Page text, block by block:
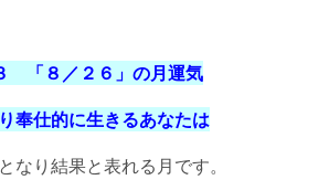
「８／２６」の月運気
奉仕的に生きるあなたは
なり結果と表れる月です。